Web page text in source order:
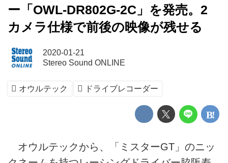
ー「OWL-DR802G-2C」を発売。2
カメラ仕様で前後の映像が残せる
2020-01-21
Stereo Sound ONLINE
オウルテック ドライブレコーダー
オウルテックから、「ミスターGT」のニッ